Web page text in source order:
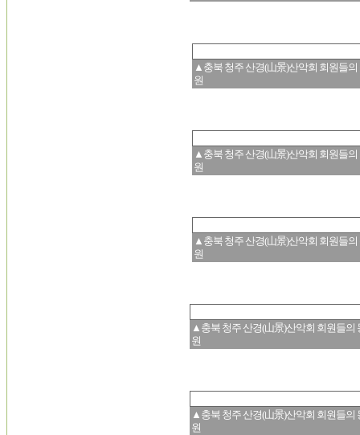
▲충북 청주 산경(山景)산악회 회원들
원
▲충북 청주 산경(山景)산악회 회원들
원
▲충북 청주 산경(山景)산악회 회원들
원
▲충북 청주 산경(山景)산악회 회원들
원
▲충북 청주 산경(山景)산악회 회원들
원